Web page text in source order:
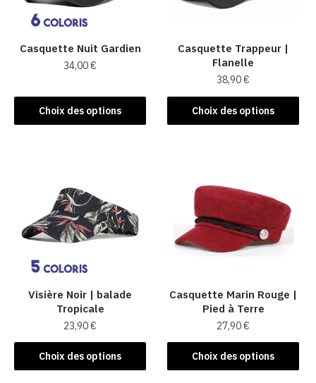
Casquette Nuit Gardien
34,00€
Choix des options
produit
a
options
peuvent
être
choisies
sur
page
du
produit
Casquette Trappeur |
Flanelle
38,90€
Choix des options
Ce
produit
Les
options
peuvent
être
la
page
du
produit
Visière Noir | balade
Tropicale
23,90€
Choix des options
Ce
produit
Casquette Marin Rouge |
Pied à Terre
27,90€
Choix des options
Ce
produit